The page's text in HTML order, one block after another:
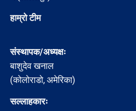
हाम्रो टीम
संस्थापक/अध्यक्षः
बाशुदेव खनाल
(कोलोराडो, अमेरिका)
सल्लाहकारः